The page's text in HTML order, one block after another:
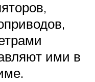
ими в